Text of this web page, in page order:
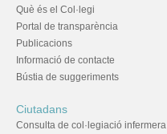
Què és el Col·legi
Portal de transparència
Publicacions
Informació de contacte
Bústia de suggeriments
Ciutadans
Consulta de col·legiació infermera